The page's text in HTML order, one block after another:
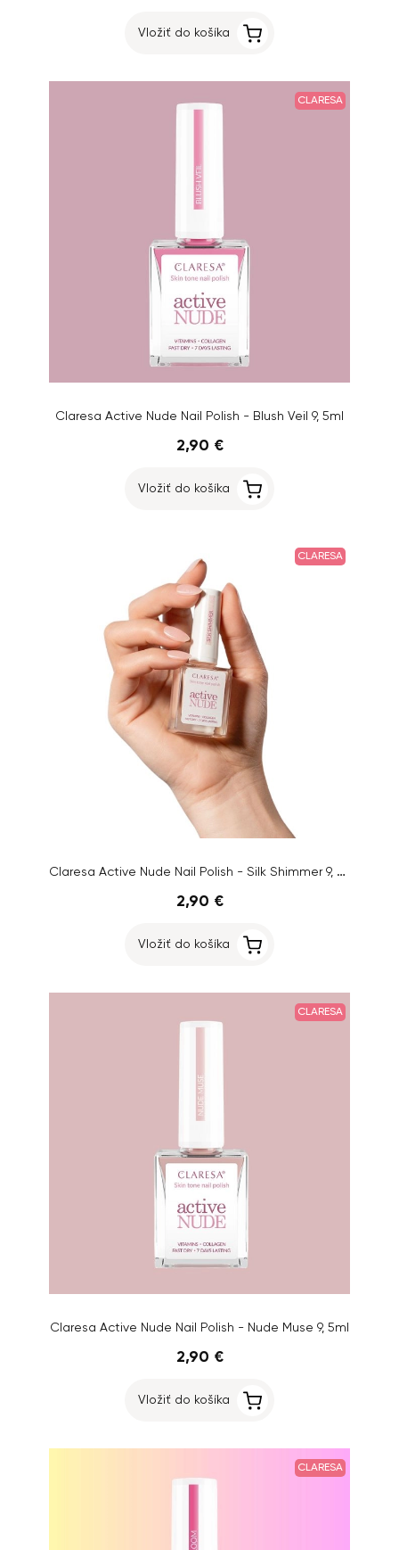
Vložiť do košíka
CLARESA
Claresa Active Nude Nail Polish - Blush Veil 9, 5ml
2,90 €
Vložiť do košíka
CLARESA
Claresa Active Nude Nail Polish - Silk Shimmer 9, 5ml
2,90 €
Vložiť do košíka
CLARESA
Claresa Active Nude Nail Polish - Nude Muse 9, 5ml
2,90 €
Vložiť do košíka
CLARESA